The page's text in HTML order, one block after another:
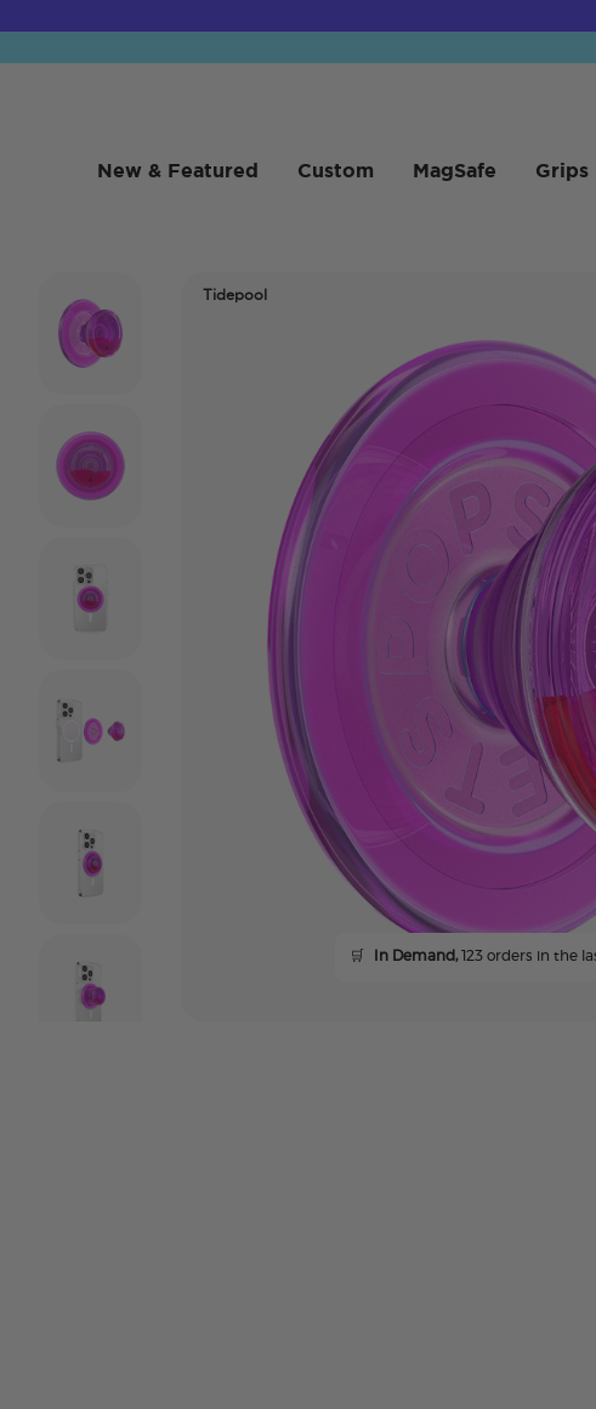
New & Featured Custom MagSafe Grips
Tidepool
🛒 In Demand,123 orders in the